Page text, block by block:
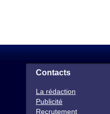
Contacts
La rédaction
Publicité
Recrutement